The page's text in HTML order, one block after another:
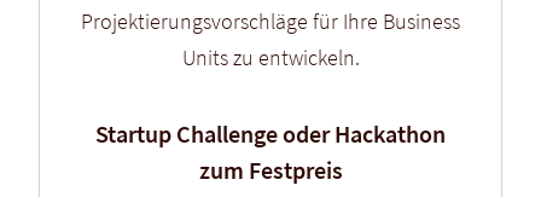
Projektierungsvorschläge für Ihre Business
Units zu entwickeln.
Startup Challenge oder Hackathon
zum Festpreis